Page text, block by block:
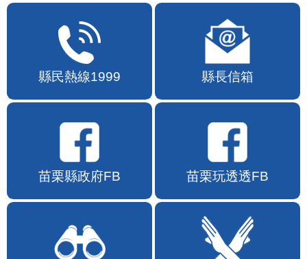
縣民熱線1999 縣長信箱
苗栗縣政府FB 苗栗玩透透FB